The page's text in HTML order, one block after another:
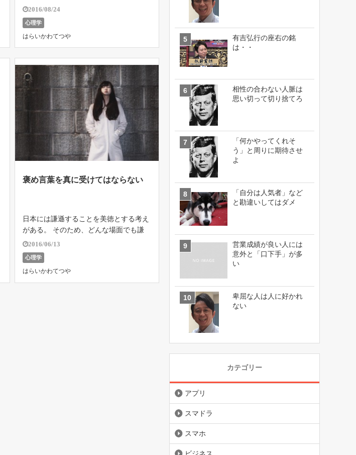
を「性善説」という。 一方で、「性悪
説」といい、人間とはもともと悪魔のよ
うな性質を持っているという考えがあ
る。
2016/08/24
心理学
はらいかわてつや
褒め言葉を真に受けてはならない
日本には謙遜することを美徳とする考え
がある。 そのため、どんな場面でも謙
遜しておくことが大事である。 特に、
人から褒められたときなどは、遜って謙
遜したほうが賢明だ。 どんなに褒めら
れたとしても「私なんてまだまだです」
と答 […]
2016/06/13
心理学
はらいかわてつや
有吉弘行の座右の銘
は・・
相性の合わない人脈は
思い切って切り捨てろ
「何かやってくれそ
う」と周りに期待させ
よ
「自分は人気者」など
と勘違いしてはダメ
営業成績が良い人には
意外と「口下手」が多
い
卑屈な人は人に好かれ
ない
カテゴリー
アプリ
スマドラ
スマホ